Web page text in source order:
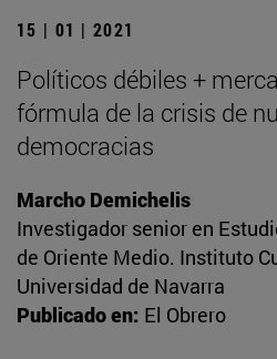
15 | 01 | 2021
Políticos débiles +
fórmula de la crisis de
democracias
Marcho Demichelis
Investigador senior en
de Oriente Medio. Instituto
Universidad de Navarra
Publicado en: El Obrero